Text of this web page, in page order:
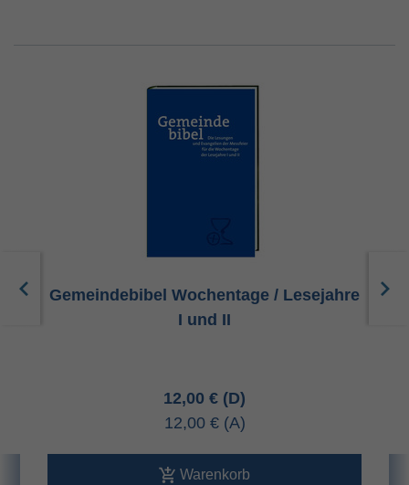
Gemeindebibel Wochentage / Lesejahre
I und II
12,00 €
12,00 €
Warenkorb